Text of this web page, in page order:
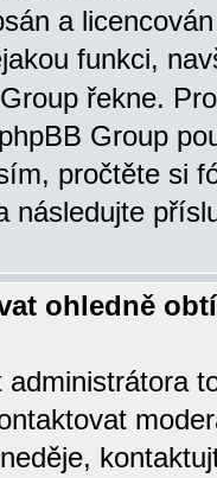
a
funkci,
řekne.
Group
pročtěte si
následujte
ohledně